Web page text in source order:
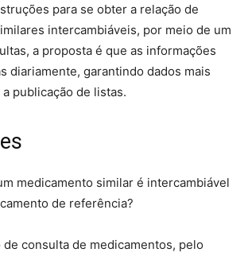
para se obter a relação de
intercambiáveis, por meio de um
a proposta é que as informações
diariamente, garantindo dados mais
publicação de listas.
medicamento similar é intercambiável
de referência?
de consulta de medicamentos, pelo